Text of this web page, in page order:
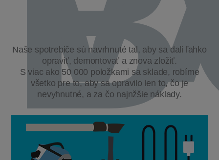
Naše spotrebiče sú navrhnuté tal, aby sa dali ľahko
opraviť, demontovať a znova zložiť.
S viac ako 50 000 položkami sa sklade, robíme
všetko pre to, aby sa opravilo len to, čo je
nevyhnutné, a za čo najnžšie náklady.